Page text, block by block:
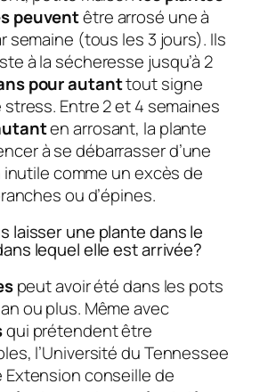
peuventêtre arrosé une à
semaine (tous les 3 jours). Ils
à la sécheresse jusqu’à 2
pour autanttout signe
Entre 2 et 4 semaines
en arrosant, la plante
à se débarrasser d’une
comme un excès de
ou d’épines.
laisser une plante dans le
lequel elle est arrivée?
peut avoir été dans les pots
ou plus. Même avec
qui prétendent être
l’Université du Tennessee
Extension conseille de